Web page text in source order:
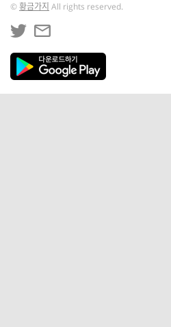
©황금가지 All rights reserved.